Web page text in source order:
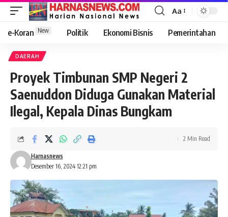
Aa
e-Koran New Politik Ekonomi Bisnis Pemerintahan
DAERAH
Proyek Timbunan SMP Negeri 2
Saenuddon Diduga Gunakan Material
Ilegal, Kepala Dinas Bungkam
Desember 16, 2024 12:21 pm
Harnasnews
2 Min Read